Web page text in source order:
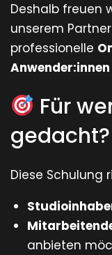
Deshalb freuen
unserem Partner
professionelle
Anwender:innen
Für
gedacht?
Diese Schulung
anbieten